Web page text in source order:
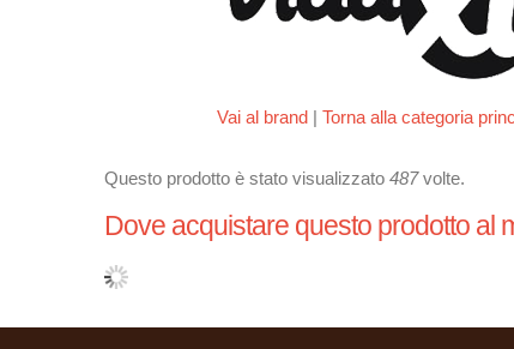
Vai al brand | Torna alla categoria
Questo prodotto è stato visualizzato 487volte.
Dove acquistare questo prodotto al